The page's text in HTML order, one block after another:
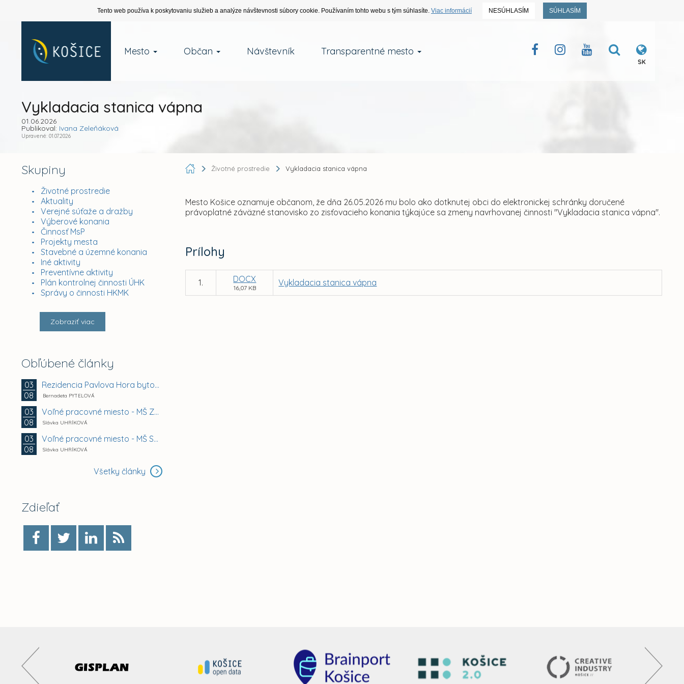
Tento web používa k poskytovaniu služieb a analýze návštevnosti súbory cookie. Používaním tohto webu s tým súhlasíte. Viac informácií NESÚHLASÍM SÚHLASÍM
Mesto Občan Návštevník Transparentné mesto
SK
Vykladacia stanica vápna
01.06.2026
Publikoval: Ivana Zeleňáková
Upravené: 01.07.2026
Skupiny
Životné prostredie
Aktuality
Verejné súťaže a dražby
Výberové konania
Činnosť MsP
Projekty mesta
Stavebné a územné konania
Iné aktivity
Preventívne aktivity
Plán kontrolnej činnosti ÚHK
Správy o činnosti HKMK
Zobraziť viac
Obľúbené články
03
08
Rezidencia Pavlova Hora bytový dom A + B +...
Bernadeta PYTELOVÁ
03
08
Voľné pracovné miesto - MŠ Zuzkin park 2, Košice -...
Slávka UHRÍKOVÁ
03
08
Voľné pracovné miesto - MŠ Smetanova 11, Košice -...
Slávka UHRÍKOVÁ
Všetky články
Zdieľať
Životné prostredie Vykladacia stanica vápna
Mesto Košice oznamuje občanom, že dňa 26.05.2026 mu bolo ako dotknutej obci do elektronickej schránky doručené
právoplatné záväzné stanovisko zo zisťovacieho konania týkajúce sa zmeny navrhovanej činnosti "Vykladacia stanica vápna".
Prílohy
1. DOCX
16,07 KB
Vykladacia stanica vápna